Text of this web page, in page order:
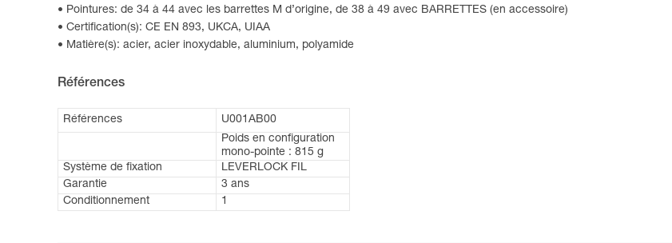
Pointures: de 34 à 44 avec les barrettes M d’origine, de 38 à 49 avec BARRETTES (en accessoire)
Certification(s): CE EN 893, UKCA, UIAA
Matière(s): acier, acier inoxydable, aluminium, polyamide
Références
Références
U001AB00
Poids en configuration
mono-pointe : 815 g
Système de fixation
LEVERLOCK FIL
Garantie
3 ans
Conditionnement
1